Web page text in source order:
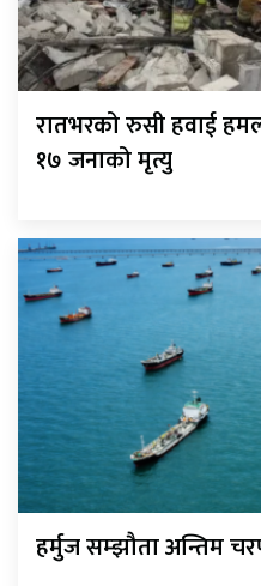
रातभरको रुसी हवाई
१७ जनाको मृत्यु
हर्मुज सम्झौता अन्तिम